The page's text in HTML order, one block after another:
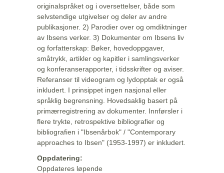
originalspråket og i oversettelser, både som
selvstendige utgivelser og deler av andre
publikasjoner. 2) Parodier over og omdiktninger
av Ibsens verker. 3) Dokumenter om Ibsens liv
og forfatterskap: Bøker, hovedoppgaver,
småtrykk, artikler og kapitler i samlingsverker
og konferanserapporter, i tidsskrifter og aviser.
Referanser til videogram og lydopptak er også
inkludert. I prinsippet ingen nasjonal eller
språklig begrensning. Hovedsaklig basert på
primærregistrering av dokumenter. Innførsler i
flere trykte, retrospektive bibliografier og
bibliografien i "Ibsenårbok" / "Contemporary
approaches to Ibsen" (1953-1997) er inkludert.
Oppdatering:
Oppdateres løpende